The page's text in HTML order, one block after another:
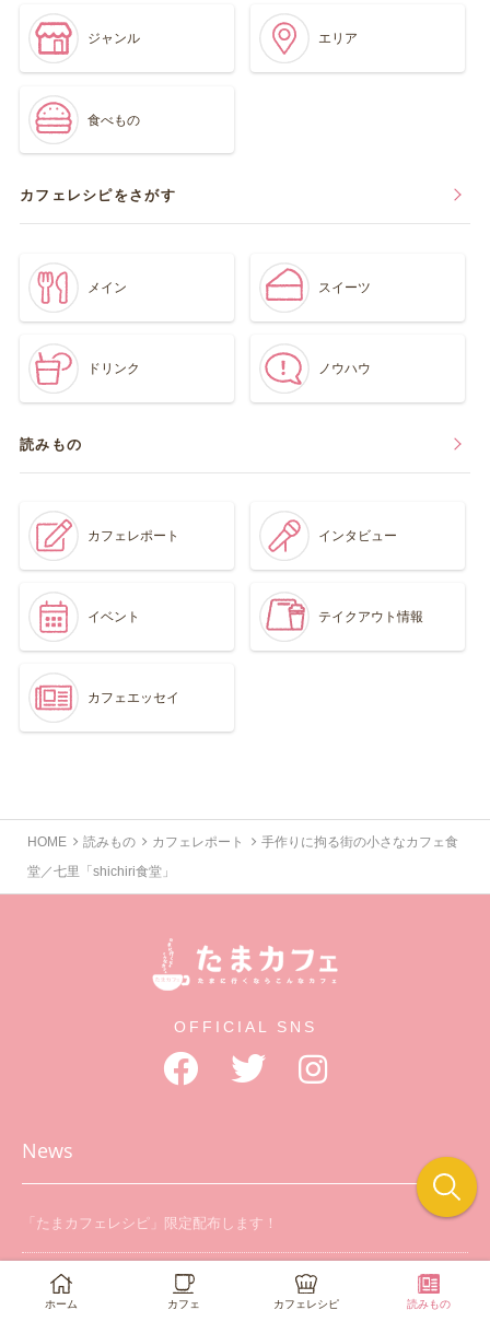
ジャンル エリア
食べもの
カフェレシピをさがす
メイン スイーツ
ドリンク ノウハウ
読みもの
カフェレポート インタビュー
イベント テイクアウト情報
カフェエッセイ
HOME 読みもの カフェレポート
手作りに拘る街の小さなカフェ食
堂／七里「shichiri食堂」
OFFICIAL SNS
News
「たまカフェレシピ」限定配布します！
ホームページをリニューアルしました
ホーム カフェ カフェレシピ 読みもの